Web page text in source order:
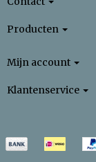
Producten
Mijn account
Klantenservice